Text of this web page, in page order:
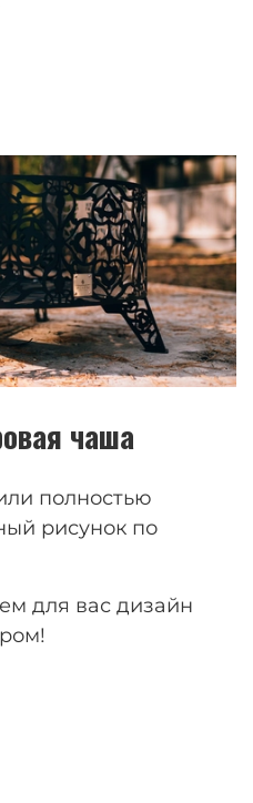
чаша
полностью
рисунок по
для вас дизайн